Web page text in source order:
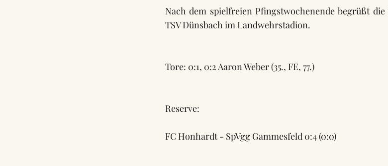
Nach dem spielfreien Pfingstwochenende begrüßt die
TSV Dünsbach im Landwehrstadion.
Tore: 0:1, 0:2 Aaron Weber (35., FE, 77.)
Reserve:
FC Honhardt - SpVgg Gammesfeld 0:4 (0:0)